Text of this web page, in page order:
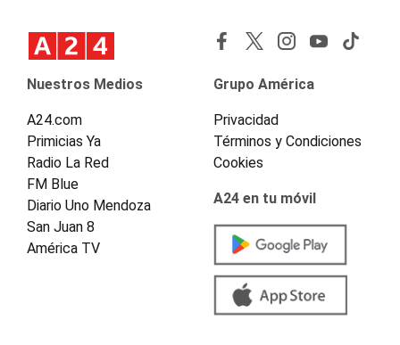
Nuestros Medios
A24.com
Primicias Ya
Radio La Red
FM Blue
Diario Uno Mendoza
San Juan 8
América TV
Grupo América
Privacidad
Términos y Condiciones
Cookies
A24 en tu móvil